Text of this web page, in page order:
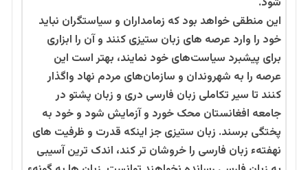
این منطقی خواهد بود که زمامداران و سیاستگران نباید
خود را وارد عرصه های زبان ستیزی کنند و آن را ابزاری
برای پیشبرد سیاست‌های خود نمایند، بهتر است این
عرصه را به شهروندان و سازمان‌های مردم نهاد واگذار
کنند تا سیر تکاملی زبان فارسی دری و زبان پشتو در
جامعه افغانستان محک خورد و آزمایش شود و خود به
پختگی برسند. زبان ستیزی جز اینکه قدرت و ظرفیت های
نهفتهء زبان فارسی را خروشان تر کند، اندک ترین آسیبی